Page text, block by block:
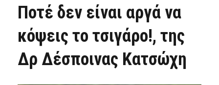
Ποτέ δεν είναι αργά να
κόψεις το τσιγάρο!, της
Δρ Δέσποινας Κατσώχη